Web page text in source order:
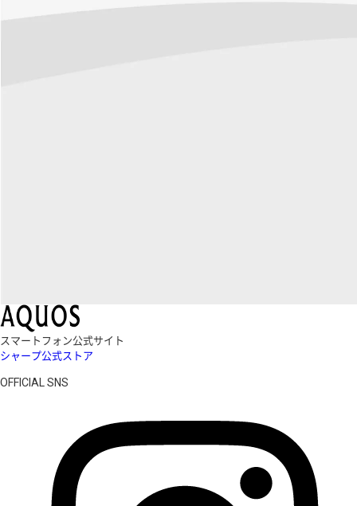
スマートフォン公式サイト
シャープ公式ストア
OFFICIAL SNS